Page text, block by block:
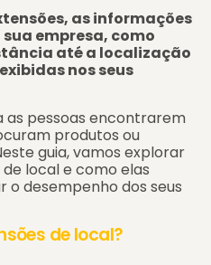
as informações
empresa, como
até a localização
nos seus
as pessoas encontrarem
produtos ou
guia, vamos explorar
local e como elas
o desempenho dos seus
de local?